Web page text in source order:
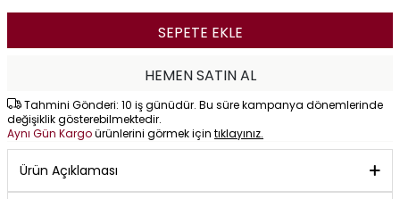
SEPETE EKLE
HEMEN SATIN AL
Tahmini Gönderi: 10 iş günüdür. Bu süre kampanya dönemlerinde
değişiklik gösterebilmektedir.
Aynı Gün Kargoürünlerini görmek için tıklayınız.
Ürün Açıklaması